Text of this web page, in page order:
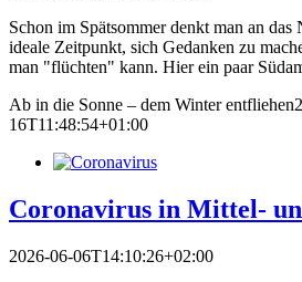
Schon im Spätsommer denkt man an
ideale Zeitpunkt, sich Gedanken zu
man "flüchten" kann. Hier ein paar
Ab in die Sonne – dem Winter entfliehen
16T11:48:54+01:00
Coronavirus in Mittel-
2026-06-06T14:10:26+02:00